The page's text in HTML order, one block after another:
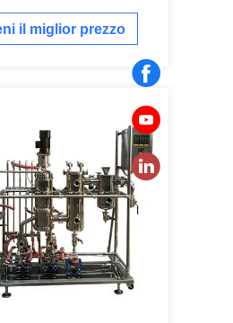
personalizzabile
il miglior prezzo